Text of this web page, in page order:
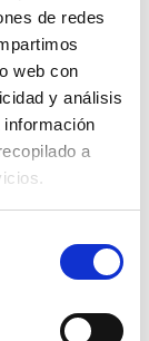
de redes
web con
y análisis
a
70
ver